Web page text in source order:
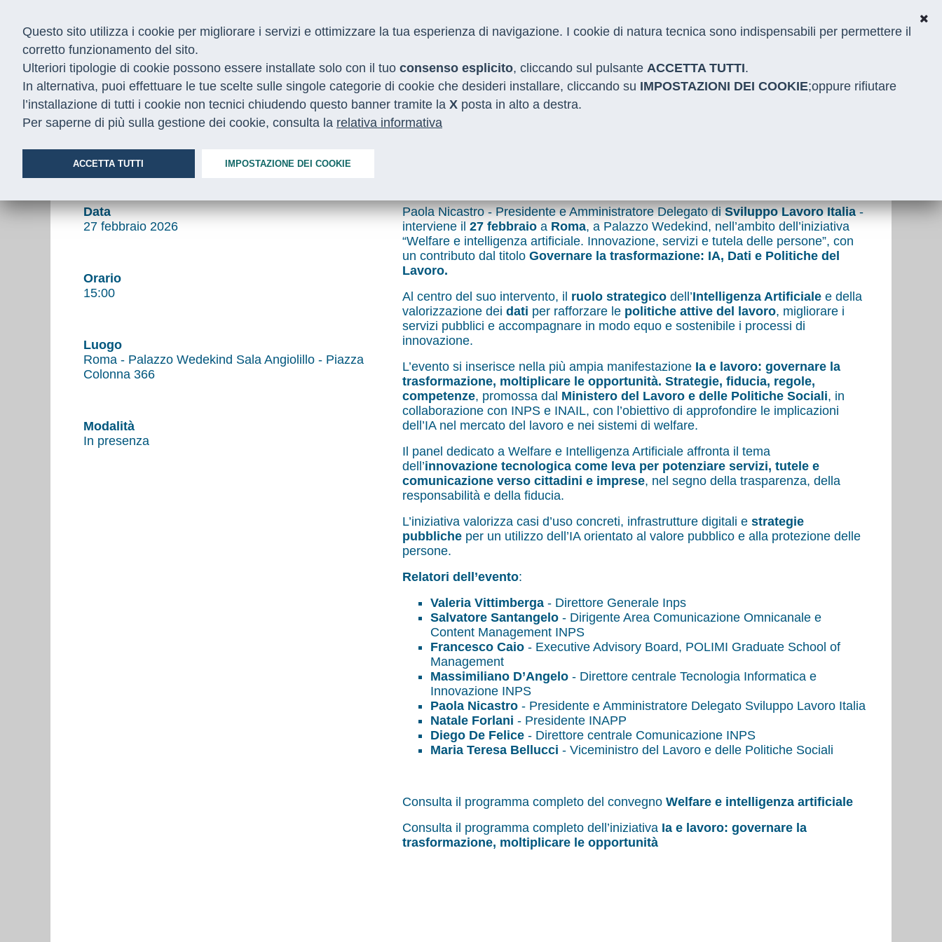
Home / Appuntamenti / nicastro welfare ai roma 27-2-26
Paola Nicastro al convegno “Welfare e Intelligenza Artificiale. Innovazione, servizi e tutela
delle persone”
Data
27 febbraio 2026
Orario
15:00
Luogo
Roma - Palazzo Wedekind Sala Angiolillo - Piazza
Colonna 366
Modalità
In presenza
Paola Nicastro - Presidente e Amministratore Delegato diSviluppo Lavoro Italia-
interviene il 27 febbraio a Roma, a Palazzo Wedekind, nell’ambito dell’iniziativa
“Welfare e intelligenza artificiale. Innovazione, servizi e tutela delle persone”, con
un contributo dal titolo Governare la trasformazione: IA, Dati e Politiche del
Lavoro.
Al centro del suo intervento, il ruolo strategico dell’Intelligenza Artificiale e della
valorizzazione dei dati per rafforzare le politiche attive del lavoro, migliorare i
servizi pubblici e accompagnare in modo equo e sostenibile i processi di
innovazione.
L’evento si inserisce nella più ampia manifestazione Ia e lavoro: governare la
trasformazione, moltiplicare le opportunità. Strategie, fiducia, regole,
competenze, promossa dal Ministero del Lavoro e delle Politiche Sociali, in
collaborazione con INPS e INAIL, con l’obiettivo di approfondire le implicazioni
dell’IA nel mercato del lavoro e nei sistemi di welfare.
Il panel dedicato a Welfare e Intelligenza Artificiale affronta il tema
dell’innovazione tecnologica come leva per potenziare servizi, tutele e
comunicazione verso cittadini e imprese, nel segno della trasparenza, della
responsabilità e della fiducia.
L’iniziativa valorizza casi d’uso concreti, infrastrutture digitali e strategie
pubbliche per un utilizzo dell’IA orientato al valore pubblico e alla protezione delle
persone.
Relatori dell’evento:
Valeria Vittimberga - Direttore Generale Inps
Salvatore Santangelo - Dirigente Area Comunicazione Omnicanale e
Content Management INPS
Francesco Caio - Executive Advisory Board, POLIMI Graduate School of
Management
Massimiliano D’Angelo - Direttore centrale Tecnologia Informatica e
Innovazione INPS
Paola Nicastro - Presidente e Amministratore Delegato Sviluppo Lavoro Italia
Natale Forlani - Presidente INAPP
Diego De Felice - Direttore centrale Comunicazione INPS
Maria Teresa Bellucci - Viceministro del Lavoro e delle Politiche Sociali
Consulta il programma completo del convegno Welfare e intelligenza artificiale
Consulta il programma completo dell’iniziativa Ia e lavoro: governare la
trasformazione, moltiplicare le opportunità
Questo sito utilizza i cookie per migliorare i servizi e ottimizzare la tua esperienza di navigazione. I cookie di natura tecnica sono indispensabili per permettere il
corretto funzionamento del sito.
Ulteriori tipologie di cookie possono essere installate solo con il tuo consenso esplicito, cliccando sul pulsante ACCETTA TUTTI.
In alternativa, puoi effettuare le tue scelte sulle singole categorie di cookie che desideri installare, cliccando su IMPOSTAZIONI DEI COOKIE;oppure rifiutare
l’installazione di tutti i cookie non tecnici chiudendo questo banner tramite la X posta in alto a destra.
Per saperne di più sulla gestione dei cookie, consulta la relativa informativa
ACCETTA TUTTI IMPOSTAZIONE DEI COOKIE